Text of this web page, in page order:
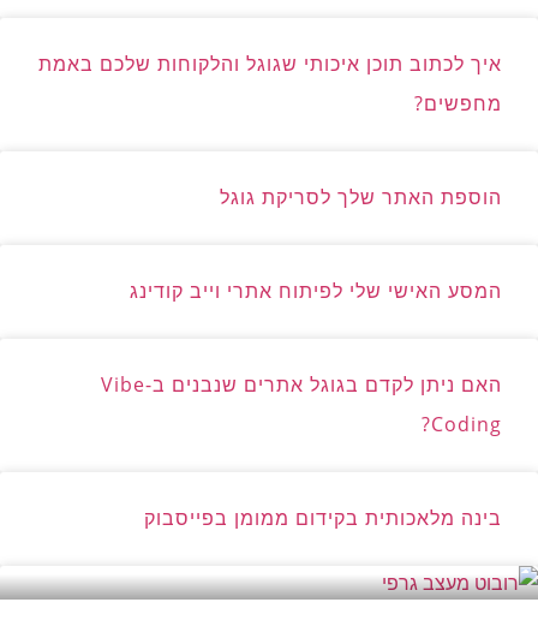
איך לכתוב תוכן איכותי שגוגל והלקוחות שלכם באמת
מחפשים?
הוספת האתר שלך לסריקת גוגל
המסע האישי שלי לפיתוח אתרי וייב קודינג
האם ניתן לקדם בגוגל אתרים שנבנים ב-Vibe
Coding?
בינה מלאכותית בקידום ממומן בפייסבוק